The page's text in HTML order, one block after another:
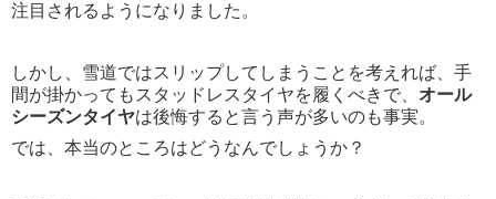
注目されるようになりました。
しかし、雪道ではスリップしてしまうことを考えれば、手
間が掛かってもスタッドレスタイヤを履くべきで、 オール
シーズンタイヤは後悔すると言う声が多いのも事実。
では、本当のところはどうなんでしょうか？